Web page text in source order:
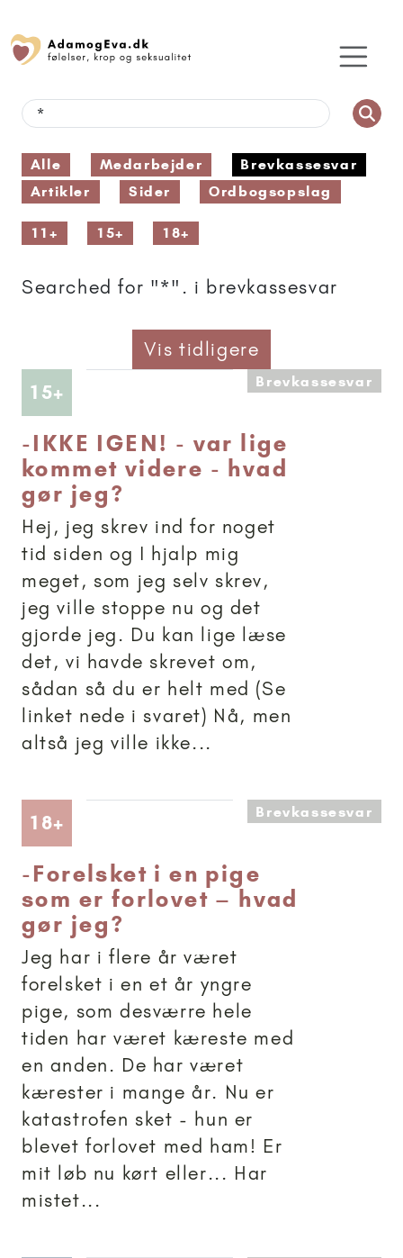
Alle Medarbejder
Brevkassesvar
Artikler
Sider Ordbogsopslag
11+ 15+ 18+
Searched for "*". i brevkassesvar
Vis tidligere
15+ Artikler anbefalet til 15+Brevkassesvar
-IKKE IGEN! - var lige
kommet videre - hvad
gør jeg?
Hej, jeg skrev ind for noget
tid siden og I hjalp mig
meget, som jeg selv skrev,
jeg ville stoppe nu og det
gjorde jeg. Du kan lige læse
det, vi havde skrevet om,
sådan så du er helt med (Se
linket nede i svaret) Nå, men
altså jeg ville ikke...
18+ Artikler anbefalet til 18+Brevkassesvar
-Forelsket i en pige
som er forlovet – hvad
gør jeg?
Jeg har i flere år været
forelsket i en et år yngre
pige, som desværre hele
tiden har været kæreste med
en anden. De har været
kærester i mange år. Nu er
katastrofen sket - hun er
blevet forlovet med ham! Er
mit løb nu kørt eller... Har
mistet...